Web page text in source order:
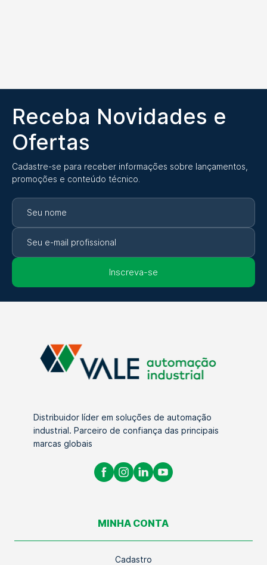
Receba Novidades e
Ofertas
Cadastre-se para receber informações sobre lançamentos,
promoções e conteúdo técnico.
Inscreva-se
Distribuidor líder em soluções de automação
industrial. Parceiro de confiança das principais
marcas globais
MINHA CONTA
Cadastro